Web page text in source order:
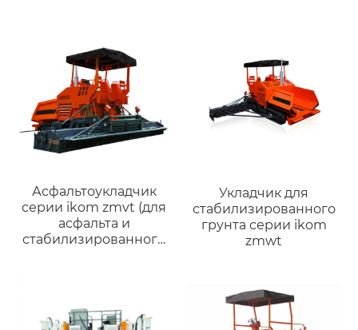
Асфальтоукладчик
серии ikom zmvt (для
асфальта и
стабилизированного
Укладчик для
стабилизированного
грунта серии ikom
zmwt